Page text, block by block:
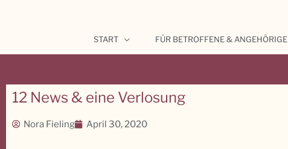
START FÜR BETROFFENE & ANGEHÖRIGE
12 News & eine Verlosung
Nora Fieling April 30, 2020